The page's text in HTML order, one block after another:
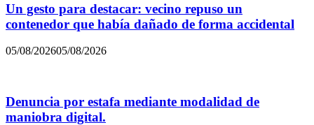
Un gesto para destacar: vecino repuso un
contenedor que había dañado de forma accidental
05/08/202605/08/2026
Denuncia por estafa mediante modalidad de
maniobra digital.